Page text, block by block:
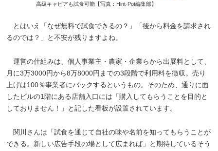
高級キャビアも試食可能【写真：Hint-Pot編集部】
とはいえ「なぜ無料で試食できるの？」「後から料金を請求され
るのでは？」と不安が残りますよね。
運営の仕組みは、個人事業主・農家・企業らから出展料として、
月に3万3000円から8万8000円までの3段階で利用料を徴収。売り
上げは100％事業者にバックするというもの。そのため、通りに面
したビルの1階にある店舗入口には「購入してもらうことを目的と
しておりません！」と記した看板が設置されています。
関川さんは「試食を通じて自社の味や名前を知ってもらうことが
できる。新しい広告手段の場として広まれば」と期待しているそう